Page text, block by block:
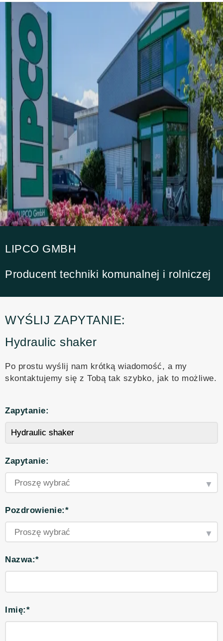
LIPCO GMBH
Producent techniki komunalnej i rolniczej
WYŚLIJ ZAPYTANIE:
Hydraulic shaker
Po prostu wyślij nam krótką wiadomość, a my
skontaktujemy się z Tobą tak szybko, jak to możliwe.
Zapytanie:
Zapytanie:
Pozdrowienie:*
Nazwa:*
Imię:*